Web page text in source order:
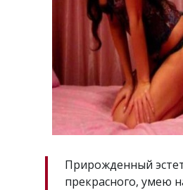
Прирожденный
прекрасного, умею